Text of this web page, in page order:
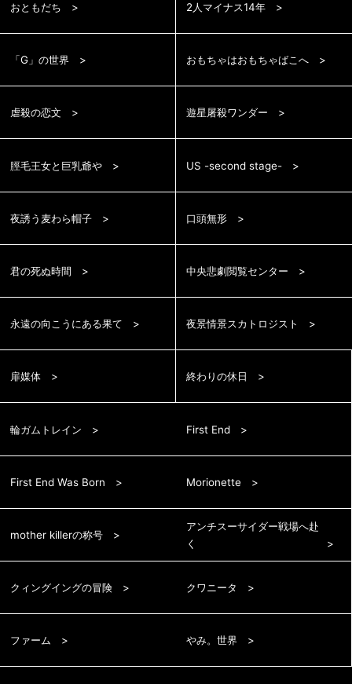
おともだち 2人マイナス14年
「G」の世界 おもちゃはおもちゃばこへ
虐殺の恋文 遊星屠殺ワンダー
脛毛王女と巨乳爺や US -second stage-
夜誘う麦わら帽子 口頭無形
君の死ぬ時間 中央悲劇閲覧センター
永遠の向こうにある果て 夜景情景スカトロジスト
扉媒体 終わりの休日
輪ガムトレイン First End
First End Was Born Morionette
mother killerの称号
アンチスーサイダー戦場へ赴
く
クィングイングの冒険 クワニータ
ファーム やみ。世界